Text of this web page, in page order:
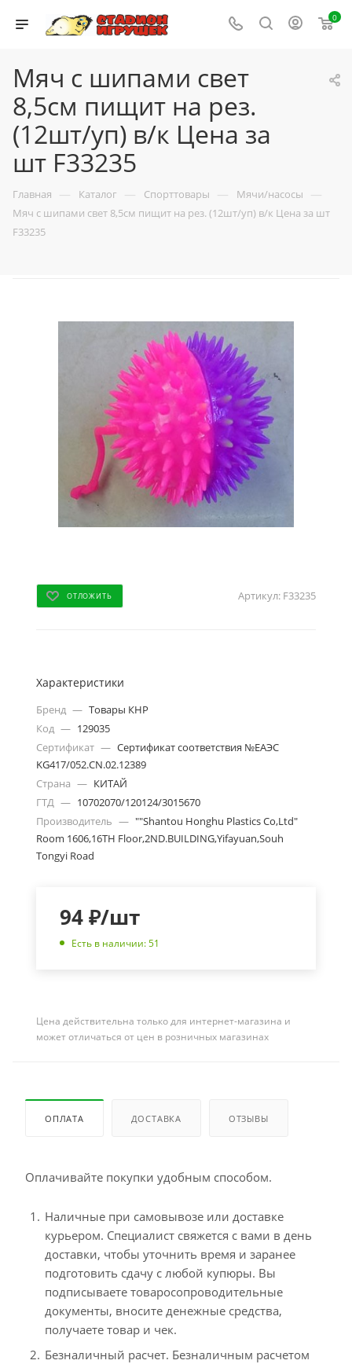
0
Мяч с шипами свет
8,5см пищит на рез.
(12шт/уп) в/к Цена за
шт F33235
Главная — Каталог — Спорттовары — Мячи/насосы —
Мяч с шипами свет 8,5см пищит на рез. (12шт/уп) в/к Цена за шт
F33235
ОТЛОЖИТЬ Артикул: F33235
Характеристики
Бренд — Товары КНР
Код — 129035
Сертификат — Сертификат соответствия №ЕАЭС
KG417/052.CN.02.12389
Страна — КИТАЙ
ГТД — 10702070/120124/3015670
Производитель — ""Shantou Honghu Plastics Co,Ltd"
Room 1606,16TH Floor,2ND.BUILDING,Yifayuan,Souh
Tongyi Road
94₽/шт
Есть в наличии: 51
Цена действительна только для интернет-магазина и
может отличаться от цен в розничных магазинах
ОПЛАТА ДОСТАВКА ОТЗЫВЫ
Оплачивайте покупки удобным способом.
Наличные при самовывозе или доставке
курьером. Специалист свяжется с вами в день
доставки, чтобы уточнить время и заранее
подготовить сдачу с любой купюры. Вы
подписываете товаросопроводительные
документы, вносите денежные средства,
получаете товар и чек.
Безналичный расчет. Безналичным расчетом